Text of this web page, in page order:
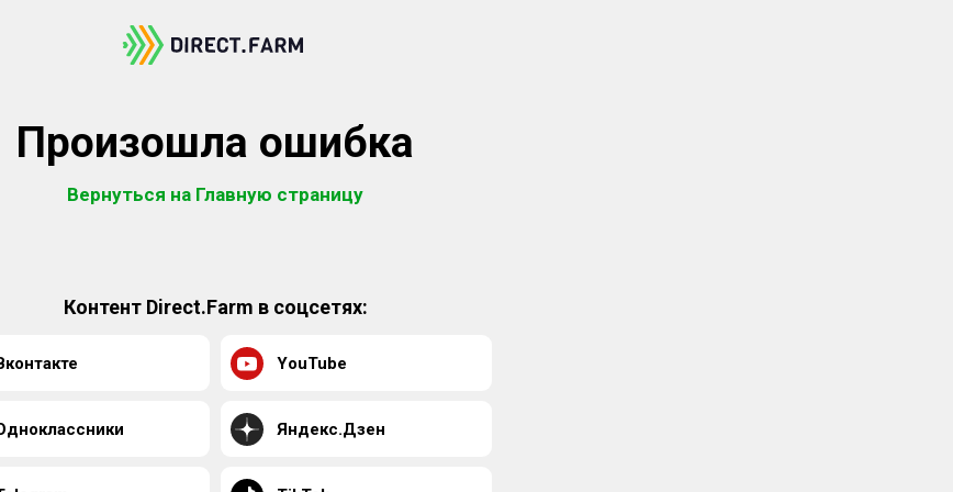
Произошла ошибка
Вернуться на Главную страницу
Контент Direct.Farm в соцсетях:
YouTube
Яндекс.Дзен